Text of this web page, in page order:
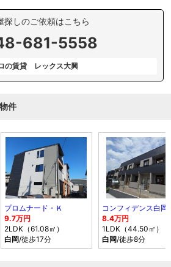
探しのご依頼はこちら
681-5558
の賃貸 レックス大興
件
プロムナード・Ｋ
9.7万円
2LDK（61.08㎡）
白岡/徒歩17分
コンフィデンス白岡
8.4万円
1LDK（44.50㎡）
白岡/徒歩8分